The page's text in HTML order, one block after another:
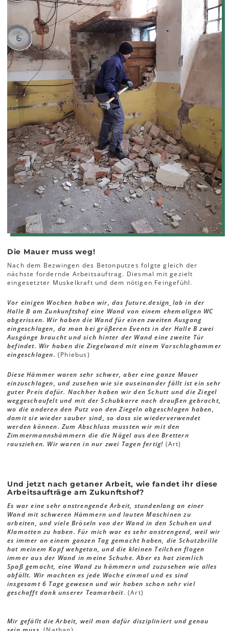
Die Mauer muss weg!
Nach dem Bezwingen des Betonputzes folgte gleich der
nächste fordernde Arbeitsauftrag. Diesmal mit gezielt
eingesetzter Muskelkraft und dem nötigen Feingefühl.
Vor einigen Wochen haben wir, das future.design_lab in der
Halle B am Zunkunftshof eine Wand von einem ehemaligen WC
abgerissen. Wir haben die Wand für einen zweiten Ausgang
eingeschlagen, da man bei größeren Events in der Halle B zwei
Ausgänge braucht und sich hinter der Wand eine zweite Tür
befindet. Wir haben die Ziegelwand mit einem Vorschlaghammer
eingeschlagen. (Phiebus)
Diese Hämmer waren sehr schwer, aber eine ganze Mauer
einzuschlagen, und zusehen wie sie auseinander fällt ist ein sehr
guter Preis dafür. Nachher haben wir den Schutt und die Ziegel
weggeschaufelt und mit der Schubkarre nach draußen gebracht,
wo die anderen den Putz von den Ziegeln abgeschlagen haben,
damit sie wieder sauber sind, so dass sie wiederverwendet
werden können. Zum Abschluss mussten wir mit den
Zimmermannshämmern die die Nägel aus den Brettern
rausziehen. Wir waren in nur zwei Tagen fertig! (Art)
Und jetzt nach getaner Arbeit, wie fandet ihr diese
Arbeitsaufträge am Zukunftshof?
Es war eine sehr anstrengende Arbeit, stundenlang an einer
Wand mit schweren Hämmern und lauten Maschinen zu
arbeiten, und viele Bröseln von der Wand in den Schuhen und
Klamotten zu haben. Für mich war es sehr anstrengend, weil wir
es immer an einem ganzen Tag gemacht haben, die Schutzbrille
hat meinem Kopf wehgetan, und die kleinen Teilchen flogen
immer aus der Wand in meine Schuhe. Aber es hat ziemlich
Spaß gemacht, eine Wand zu hämmern und zuzusehen wie alles
abfällt. Wir machten es jede Woche einmal und es sind
insgesamt 6 Tage gewesen und wir haben schon sehr viel
geschafft dank unserer Teamarbeit. (Art)
Mir gefällt die Arbeit, weil man dafür diszipliniert und genau